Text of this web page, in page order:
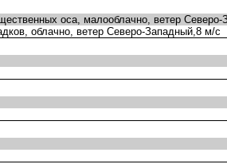
оса, малооблачно, ветер Северо-
облачно, ветер Северо-Западный,8 м/с